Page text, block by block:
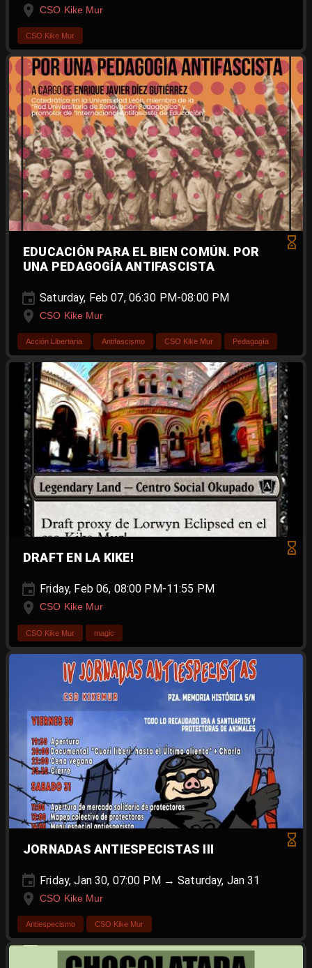
CSO Kike Mur
CSO Kike Mur
EDUCACIÓN PARA EL BIEN COMÚN. POR
UNA PEDAGOGÍA ANTIFASCISTA
Saturday, Feb 07, 06:30 PM-08:00 PM
CSO Kike Mur
Acción Libertaria Antifascismo CSO Kike Mur Pedagogía
DRAFT EN LA KIKE!
Friday, Feb 06, 08:00 PM-11:55 PM
CSO Kike Mur
CSO Kike Mur magic
JORNADAS ANTIESPECISTAS III
Friday, Jan 30, 07:00 PM → Saturday, Jan 31
CSO Kike Mur
Antiespecismo CSO Kike Mur